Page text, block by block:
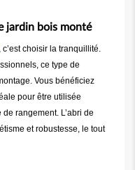
jardin bois monté
, c’est choisir la tranquillité.
ce type de
Vous bénéficiez
pour être utilisée
rangement. L’abri de
et robustesse, le tout